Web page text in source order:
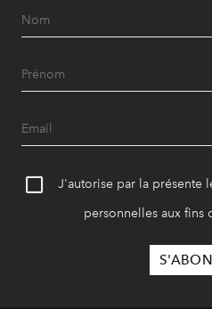
J'autorise par la présente
personnelles aux fins